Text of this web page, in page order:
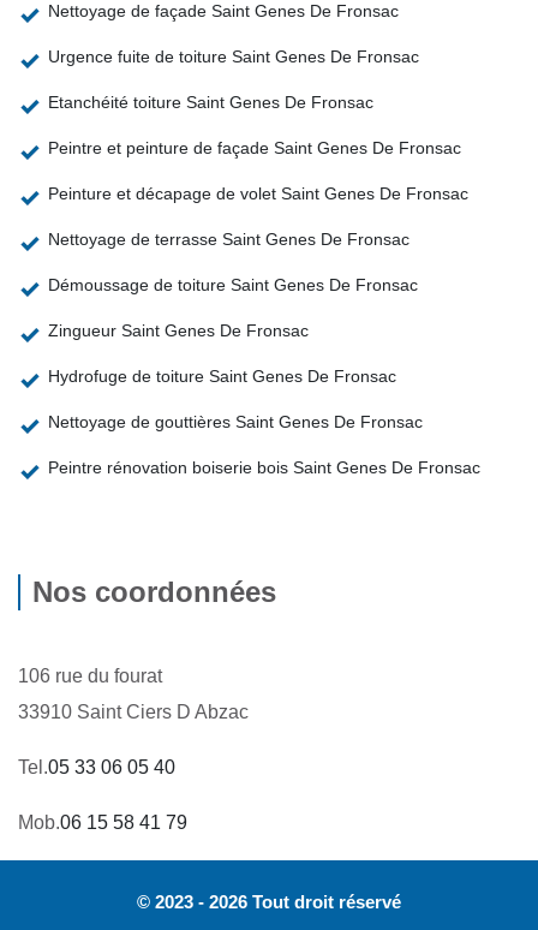
Nettoyage de façade Saint Genes De Fronsac
Urgence fuite de toiture Saint Genes De Fronsac
Etanchéité toiture Saint Genes De Fronsac
Peintre et peinture de façade Saint Genes De Fronsac
Peinture et décapage de volet Saint Genes De Fronsac
Nettoyage de terrasse Saint Genes De Fronsac
Démoussage de toiture Saint Genes De Fronsac
Zingueur Saint Genes De Fronsac
Hydrofuge de toiture Saint Genes De Fronsac
Nettoyage de gouttières Saint Genes De Fronsac
Peintre rénovation boiserie bois Saint Genes De Fronsac
Nos coordonnées
106 rue du fourat
33910 Saint Ciers D Abzac
Tel.05 33 06 05 40
Mob.06 15 58 41 79
© 2023 - 2026 Tout droit réservé